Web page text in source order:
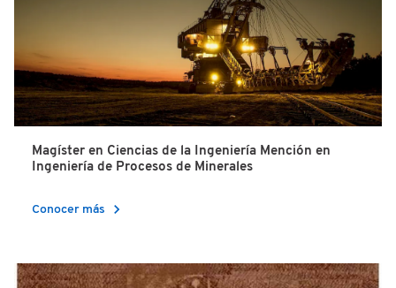
Magíster en Ciencias de la Ingeniería Mención en
Ingeniería de Procesos de Minerales
Conocer más chevron_right